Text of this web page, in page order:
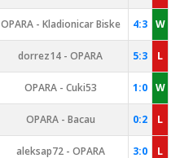
OPARA - Kladionicar Biske 4:3 W
dorrez14 - OPARA 5:3 L
OPARA - Cuki53 1:0 W
OPARA - Bacau 0:2 L
aleksap72 - OPARA 3:0 L